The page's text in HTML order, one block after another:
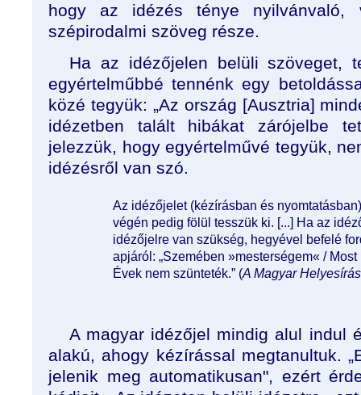
hogy az idézés ténye
szépirodalmi szöveg része.
Ha az idézőjelen belüli szöveget,
egyértelműbbé tennénk egy
közé tegyük: „Az ország [Ausztria]
idézetben talált hibákat zárójelbe
jelezzük, hogy egyértelművé tegyük,
idézésről van szó.
Az idézőjelet (kézírásban és
végén pedig fölül tesszük ki. [...] Ha az
idézőjelre van szükség, hegyével befelé
apjáról: „Szemében »mesterségem« /
Évek nem szünteték.” (A Magyar
A magyar idézőjel mindig alul indul
alakú, ahogy kézírással megtanultuk.
jelenik meg automatikusan", ezért